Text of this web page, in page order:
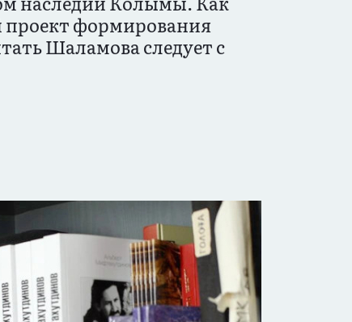
проект формирования
Шаламова следует с